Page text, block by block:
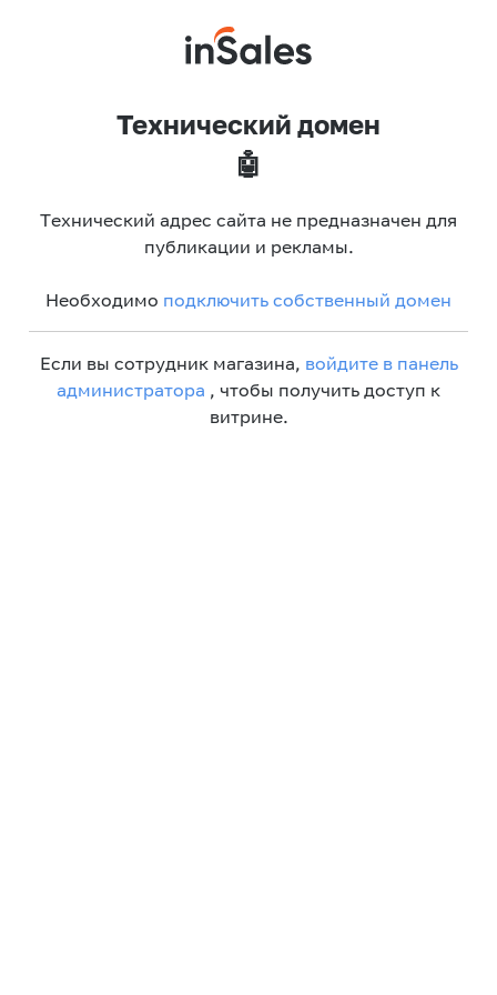
Технический домен
🤖
Технический адрес сайта не предназначен для
публикации и рекламы.
Необходимо подключить собственный домен
Если вы сотрудник магазина, войдите в панель
администратора , чтобы получить доступ к
витрине.